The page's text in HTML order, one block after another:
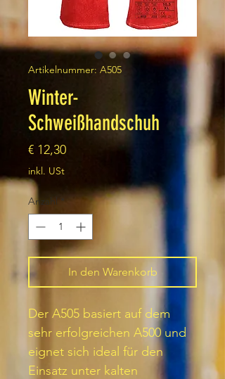
Artikelnummer: A505
Winter-
Schweißhandschuh
€ 12,30Preis
inkl. USt
Anzahl *
In den Warenkorb
Der A505 basiert auf dem
sehr erfolgreichen A500 und
eignet sich ideal für den
Einsatz unter kalten